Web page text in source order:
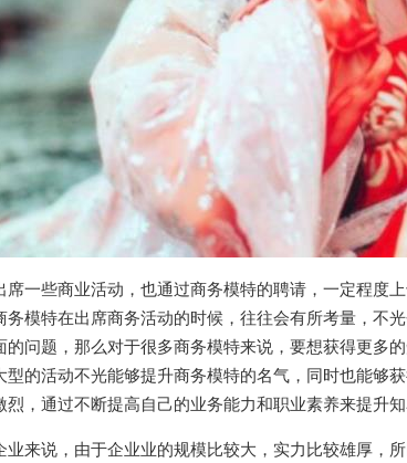
一些商业活动，也通过商务模特的聘请，一定程度
务模特在出席商务活动的时候，往往会有所考量，不
的问题，那么对于很多商务模特来说，要想获得更多
型的活动不光能够提升商务模特的名气，同时也能够
，通过不断提高自己的业务能力和职业素养来提升知
说，由于企业业的规模比较大，实力比较雄厚，